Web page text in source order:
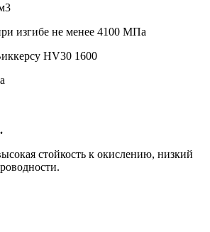
изгибе не менее 4100 МПа
HV30 1600
стойкость к окислению, низкий